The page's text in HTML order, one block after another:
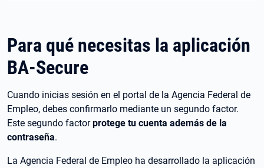
Para qué necesitas la aplicación
BA-Secure
Cuando inicias sesión en el portal de la Agencia Federal de
Empleo, debes confirmarlo mediante un segundo factor.
Este segundo factorprotege tu cuenta además de la
contraseña.
La Agencia Federal de Empleo ha desarrollado la aplicación